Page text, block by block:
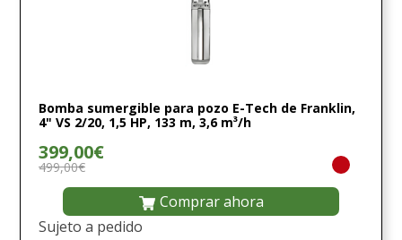
Bomba sumergible para pozo E-Tech de Franklin,
4" VS 2/20, 1,5 HP, 133 m, 3,6 m³/h
399,00€
499,00€
Comprar ahora
Sujeto a pedido